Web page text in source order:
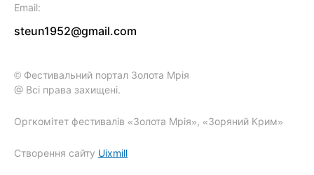
Email:
steun1952@gmail.com
© Фестивальний портал Золота Мрія
@ Всі права захищені.
Оргкомітет фестивалів «Золота Мрія», «Зоряний Крим»
Створення сайту Uixmill